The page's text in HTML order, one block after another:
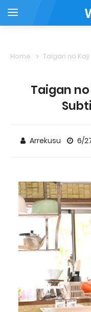
Home Taigan no Kaji
Taigan
Arrekusu 6/